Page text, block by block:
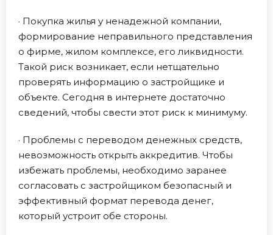
· Покупка жилья у ненадежной компании,
формирование неправильного представления
о фирме, жилом комплексе, его ликвидности.
Такой риск возникает, если нетщательно
проверять информацию о застройщике и
объекте. Сегодня в интернете достаточно
сведений, чтобы свести этот риск к минимуму.
· Проблемы с переводом денежных средств,
невозможность открыть аккредитив. Чтобы
избежать проблемы, необходимо заранее
согласовать с застройщиком безопасный и
эффективный формат перевода денег,
который устроит обе стороны.